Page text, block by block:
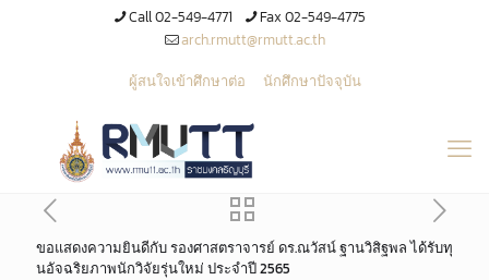
Call 02-549-4771
Fax 02-549-4775
arch.rmutt@rmutt.ac.th
ผู้สนใจเข้าศึกษาต่อ
นักศึกษาปัจจุบัน
ขอแสดงความยินดีกับ รองศาสตราจารย์ ดร.ณวัสน์ ฐานวิสิฐพล ได้รับทุ
นอัจฉริยภาพนักวิจัยรุ่นใหม่ ประจำปี 2565